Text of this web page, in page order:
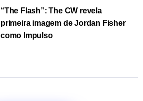
“The Flash”: The CW revela
primeira imagem de Jordan Fisher
como Impulso